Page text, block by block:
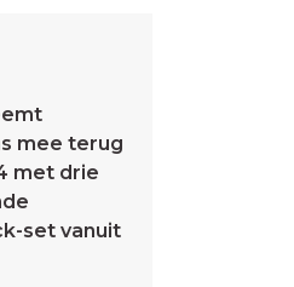
mee terug
met drie
set vanuit